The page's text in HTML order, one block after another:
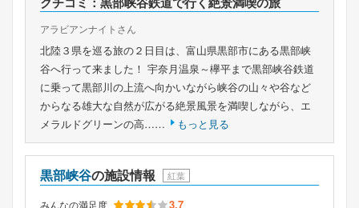
アラビアンナイトさん
北陸３県を巡る旅の２日目は、富山県黒部市にある黒部峡
谷へ行って来ました！ 宇奈月温泉～欅平まで黒部峡谷鉄道
に乗って黒部川の上流へ向かいながら峡谷の山々や谷など
からなる雄大な自然が広がる絶景風景を満喫しながら、エ
メラルドグリーンの高……
もっと見る
黒部峡谷の施設情報 紅葉
みんなの満足度 3.7